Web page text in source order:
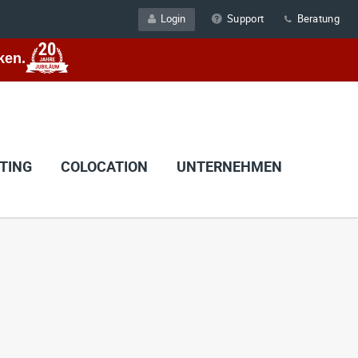
Support Beratung
Login
COLOCATION UNTERNEHMEN